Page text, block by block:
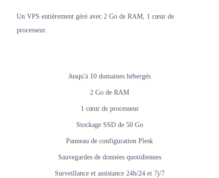
Un VPS entièrement géré avec 2 Go de RAM, 1 cœur de
processeur.
Jusqu'à 10 domaines hébergés
2 Go de RAM
1 cœur de processeur
Stockage SSD de 50 Go
Panneau de configuration Plesk
Sauvegardes de données quotidiennes
Surveillance et assistance 24h/24 et 7j/7